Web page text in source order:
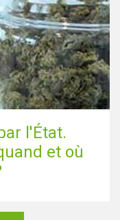
l'État.
et où